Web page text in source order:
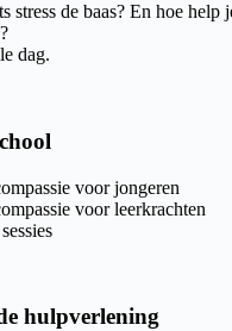
stress de baas? En hoe help
dag.
voor jongeren
voor leerkrachten
hulpverlening